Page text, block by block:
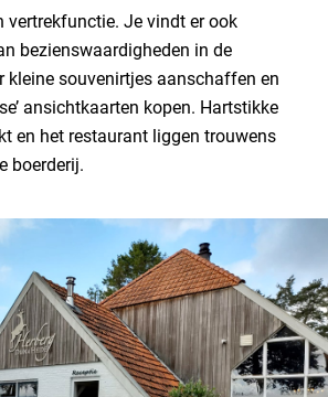
vertrekfunctie. Je vindt er ook
bezienswaardigheden in de
kleine souvenirtjes aanschaffen en
ansichtkaarten kopen. Hartstikke
en het restaurant liggen trouwens
boerderij.